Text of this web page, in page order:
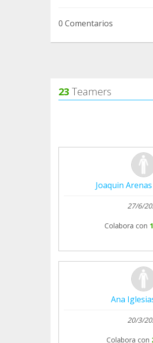
0 Comentarios
23 Teamers
Joaquin
27/6/
Colabora con
Ana
20/3/
Colabora con